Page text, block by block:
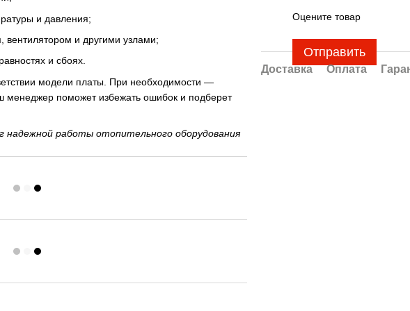
и давления;
и другими узлами;
и сбоях.
модели платы. При необходимости —
менеджер поможет избежать ошибок и подберет
надежной работы отопительного оборудования
Оцените товар
Отправить
Доставка Оплата